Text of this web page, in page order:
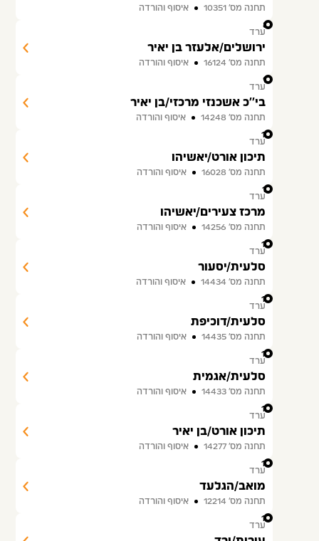
תחנה מס׳ 10351 איסוף והורדה
8
ערד
ירושלים/אלעזר בן יאיר
תחנה מס׳ 16124 איסוף והורדה
9
ערד
בי''כ אשכנזי מרכזי/בן יאיר
תחנה מס׳ 14248 איסוף והורדה
10
ערד
תיכון אורט/יאשיהו
תחנה מס׳ 16028 איסוף והורדה
11
ערד
מרכז צעירים/יאשיהו
תחנה מס׳ 14256 איסוף והורדה
12
ערד
סלעית/יסעור
תחנה מס׳ 14434 איסוף והורדה
13
ערד
סלעית/דוכיפת
תחנה מס׳ 14435 איסוף והורדה
14
ערד
סלעית/אגמית
תחנה מס׳ 14433 איסוף והורדה
15
ערד
תיכון אורט/בן יאיר
תחנה מס׳ 14277 איסוף והורדה
16
ערד
מואב/הגלעד
תחנה מס׳ 12214 איסוף והורדה
17
ערד